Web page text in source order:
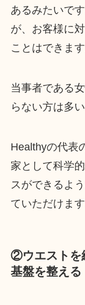
あるみたいで
が、お客様に
ことはできます
当事者である
らない方は多い
Healthyの代表
家として科学
スができるよ
ていただけま
②ウエストを
基盤を整える